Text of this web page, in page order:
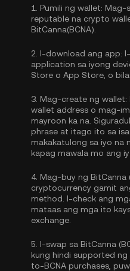
1. Pumili ng wallet: Mag-
reputable na crypto
BitCanna(BCNA).
2. I-download ang app:
application sa iyong
Store o App Store, o
3. Mag-create ng wallet:
wallet address o mag-
mayroon ka na.
phrase at itago ito sa
makakatulong sa iyo na
kapag mawala mo ang
4. Mag-buy ng BitCanna
cryptocurrency gamit
method. I-check ang
mataas ang mga ito
exchange.
5. I-swap sa BitCanna
kung hindi supported
to-BCNA purchases,